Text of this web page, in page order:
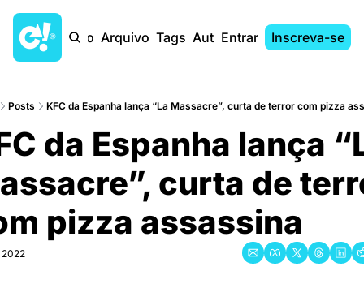
Início Arquivo Tags AutoresEntrar Inscreva-se
Posts KFC da Espanha lança “La Massacre”, curta de terror com pizza
da Espanha lança
curta de
pizza assassina